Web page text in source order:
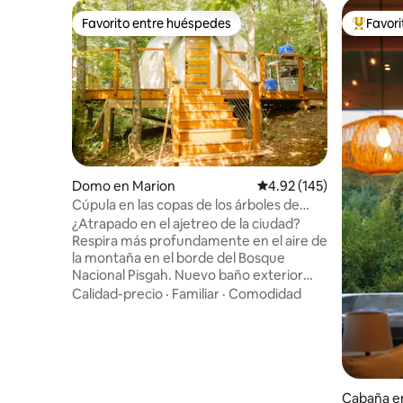
Favorito entre huéspedes
Favorito entre huéspedes
Domo en Marion Calificación promedio:
4.92 (145)
Cúpula en las copas de los árboles de
abril • Vistas a Blue Ridge, cascada
¿Atrapado en el ajetreo de la ciudad?
Respira más profundamente en el aire de
la montaña en el borde del Bosque
Nacional Pisgah. Nuevo baño exterior
privado (2025). Camina por 3 pintorescos
Calidad-precio · Familiar · Comodidad
Cabaña